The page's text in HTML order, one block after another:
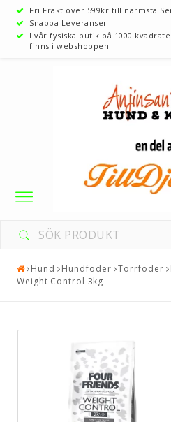
Fri Frakt över 599kr till närmsta
Snabba Leveranser
I vår fysiska butik på 1000
finns i webshoppen
Toggle
navigation
Hund Hundfoder Torrfoder
Weight Control 3kg